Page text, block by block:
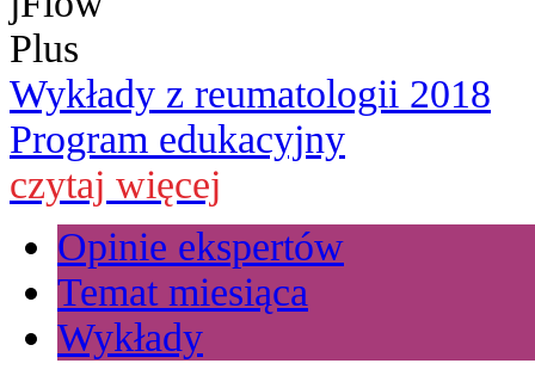
Wykłady z reumatologii 2018
Program edukacyjny
czytaj więcej
Opinie ekspertów
Temat miesiąca
Wykłady